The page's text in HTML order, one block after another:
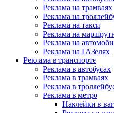
Реклама на трамваях
Реклама на
Реклама на такси
Реклама на
Реклама на
Реклама на ГАЗелях
Реклама в транспорте
Реклама в автобусах
Реклама в трамваях
Реклама в
Реклама в метро
Наклейки в